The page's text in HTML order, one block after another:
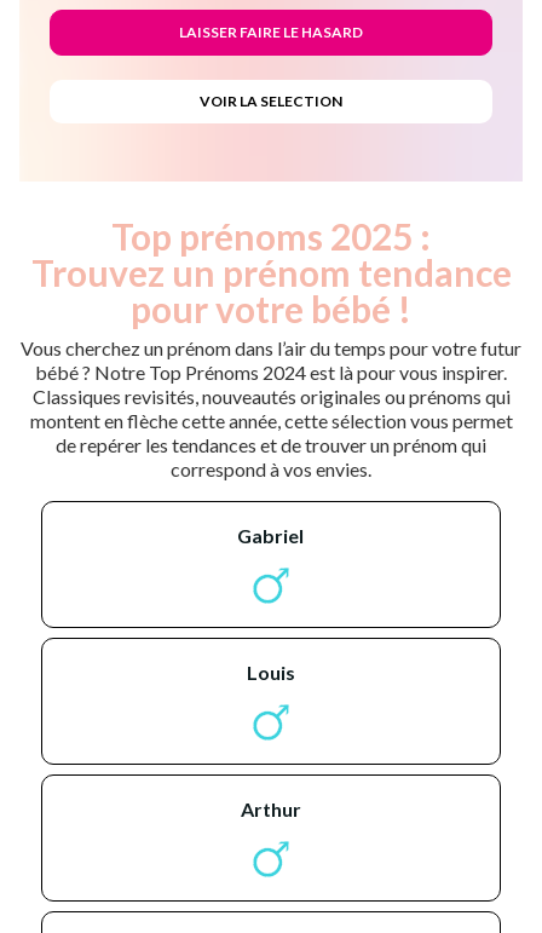
Top prénoms 2025 :
Trouvez un prénom tendance
pour votre bébé !
Vous cherchez un prénom dans l’air du temps pour votre futur
bébé ? Notre Top Prénoms 2024 est là pour vous inspirer.
Classiques revisités, nouveautés originales ou prénoms qui
montent en flèche cette année, cette sélection vous permet
de repérer les tendances et de trouver un prénom qui
correspond à vos envies.
gabriel
louis
arthur